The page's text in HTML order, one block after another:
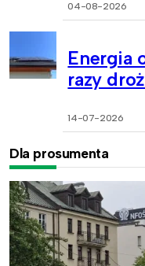
04-08-2026
Energia
razy
14-07-2026
Dla prosumenta